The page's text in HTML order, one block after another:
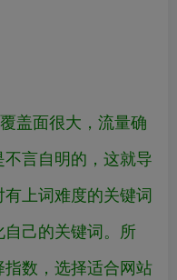
盖面很大，流量确
言自明的，这就导
上词难度的关键词
己的关键词。所
数，选择适合网站